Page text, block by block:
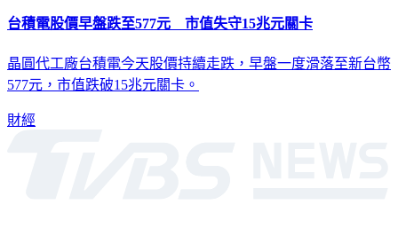
台積電股價早盤跌至577元 市值失守15兆元關卡
晶圓代工廠台積電今天股價持續走跌，早盤一度滑落至新台幣
577元，市值跌破15兆元關卡。
財經